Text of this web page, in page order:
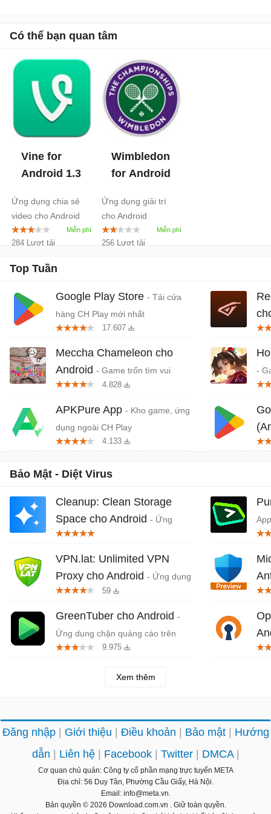
Có thể bạn quan tâm
Vine for
Android 1.3
Ứng dụng chia sẻ
video cho Android
284 Lượt tải
Wimbledon
for Android
Ứng dụng giải trí
cho Android
256 Lượt tải
Top Tuần
Google Play Store - Tải cửa
hàng CH Play mới nhất
17.607
Meccha Chameleon cho
Android - Game trốn tìm vui
nhộn nhiều người chơi
4.828
APKPure App - Kho game, ứng
dụng ngoài CH Play
4.133
-
Da
Bảo Mật - Diệt Virus
Cleanup: Clean Storage
Space cho Android - Ứng
dụng hỗ trợ dọn dẹp dung lượng
VPN.lat: Unlimited VPN
Proxy cho Android - Ứng dụng
VPN miễn phí, không giới hạn với
hơn 80 quốc gia
59
GreenTuber cho Android -
Ứng dụng chặn quảng cáo trên
video
9.975
Xem thêm
Đăng nhập Giới thiệu Điều khoản Bảo mật
Hướng
dẫn
Liên hệ Facebook Twitter DMCA
Cơ quan chủ quản: Công ty cổ phần mạng trực tuyến META
Địa chỉ: 56 Duy Tân, Phường Cầu Giấy, Hà Nội.
Email: info@meta.vn.
Bản quyền © 2026 Download.com.vn . Giữ toàn quyền.